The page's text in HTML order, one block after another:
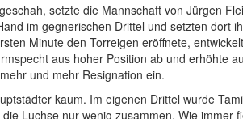
setzte die Mannschaft von Jürgen
im gegnerischen Drittel und setzten dort
Minute den Torreigen eröffnete,
aus hoher Position ab und erhöhte
und mehr Resignation ein.
kaum. Im eigenen Drittel wurde
Luchse nur wenig zusammen. Wie immer